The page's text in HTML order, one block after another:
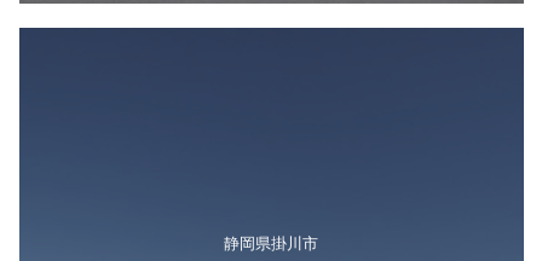
静岡県掛川市